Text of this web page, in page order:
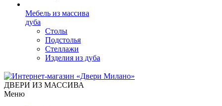
Мебель из массива
дуба
Столы
Подстолья
Стеллажи
Изделия из дуба
ДВЕРИ ИЗ МАССИВА
Меню